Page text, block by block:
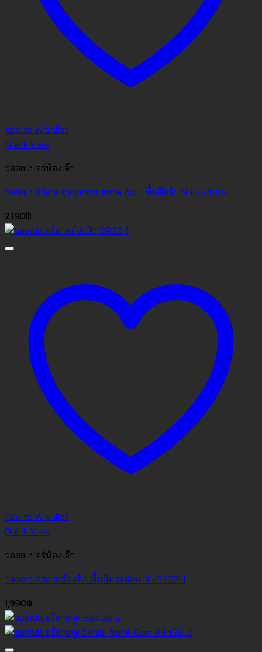
Add to Wishlist
Quick View
วอลเปเปอร์ห้องเด็ก
วอลเปเปอร์ลายจุดวงกลม ขนาด 6cm พื้นสีครีม No.88438-1
2,190฿
Add to Wishlist
Quick View
วอลเปเปอร์ห้องเด็ก
วอลเปเปอร์ลายท้องฟ้า พื้นสีม่วงอ่อน No.3932-1
1,990฿